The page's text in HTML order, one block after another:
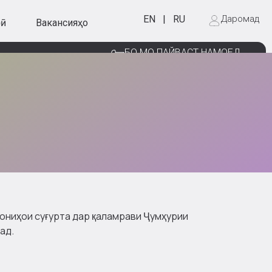
Вакансияҳо EN | RU Даромад
БО МО ПАЙВАСТ НАМОЕД
суғурта дар қаламрави Ҷумҳурии